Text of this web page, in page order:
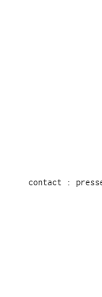
contact :